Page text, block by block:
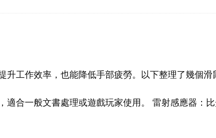
工作效率，也能降低手部疲勞。以下整理了幾個滑
合一般文書處理或遊戲玩家使用。 雷射感應器：